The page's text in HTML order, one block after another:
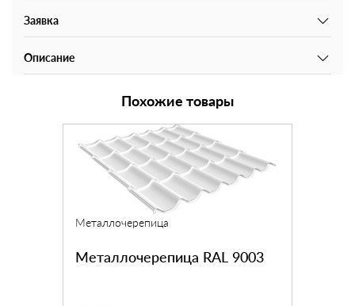
Заявка
Описание
Похожие товары
Металлочерепица
Металлочерепица RAL 9003